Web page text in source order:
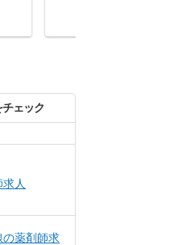
ェック
人
の薬剤師求